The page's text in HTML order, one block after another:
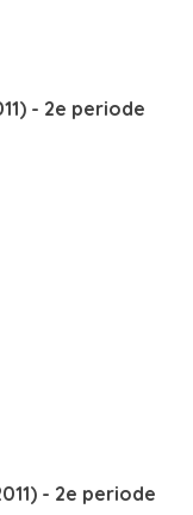
- 2e periode
- 2e periode